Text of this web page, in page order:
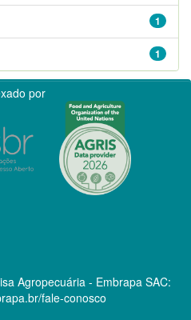
1
1
por
Agropecuária - Embrapa SAC:
fale-conosco